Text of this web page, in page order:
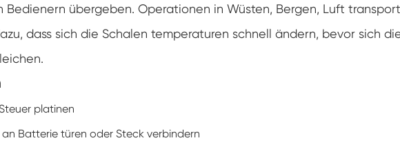
PV-Modul-Prüfkammer
PV-Umweltkammer
Bedienern übergeben. Operationen in Wüsten, Bergen, Luft transport
dass sich die Schalen temperaturen schnell ändern, bevor sich
platinen
Batterie türen oder Steck verbindern